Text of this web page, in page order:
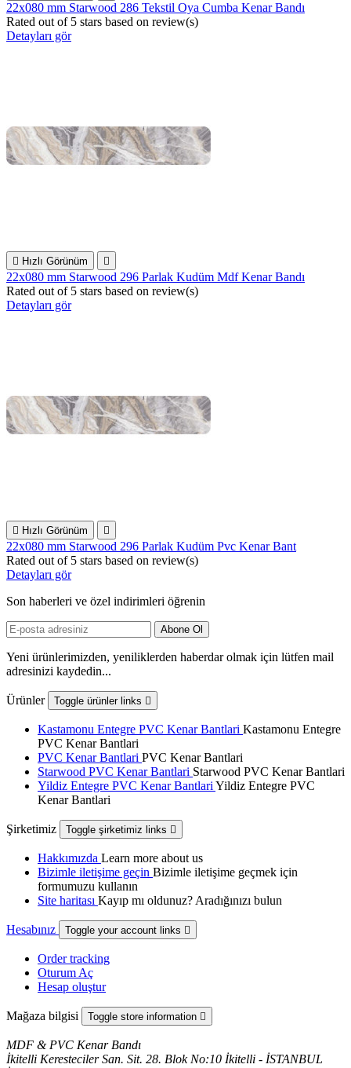
22x080 mm Starwood 286 Tekstil Oya Cumba Kenar Bandı
Rated out of 5 stars based on review(s)
Detayları gör
 Hızlı Görünüm 
22x080 mm Starwood 296 Parlak Kudüm Mdf Kenar Bandı
Rated out of 5 stars based on review(s)
Detayları gör
 Hızlı Görünüm 
22x080 mm Starwood 296 Parlak Kudüm Pvc Kenar Bant
Rated out of 5 stars based on review(s)
Detayları gör
Son haberleri ve özel indirimleri öğrenin
Yeni ürünlerimizden, yeniliklerden haberdar olmak için lütfen mail
adresinizi kaydedin...
Ürünler Toggle ürünler links 
Kastamonu Entegre PVC Kenar Bantlari Kastamonu Entegre
PVC Kenar Bantlari
PVC Kenar Bantlari PVC Kenar Bantlari
Starwood PVC Kenar Bantlari Starwood PVC Kenar Bantlari
Yildiz Entegre PVC Kenar Bantlari Yildiz Entegre PVC
Kenar Bantlari
Şirketimiz Toggle şirketimiz links 
Hakkımızda Learn more about us
Bizimle iletişime geçin Bizimle iletişime geçmek için
formumuzu kullanın
Site haritası Kayıp mı oldunuz? Aradığınızı bulun
Hesabınız Toggle your account links 
Order tracking
Oturum Aç
Hesap oluştur
Mağaza bilgisi Toggle store information 
MDF & PVC Kenar Bandı
İkitelli Keresteciler San. Sit. 28. Blok No:10 İkitelli - İSTANBUL